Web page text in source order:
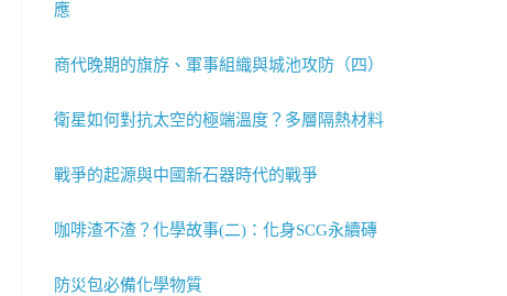
應
商代晚期的旗斿、軍事組織與城池攻防（四）
衛星如何對抗太空的極端溫度？多層隔熱材料
戰爭的起源與中國新石器時代的戰爭
咖啡渣不渣？化學故事(二)：化身SCG永續磚
防災包必備化學物質